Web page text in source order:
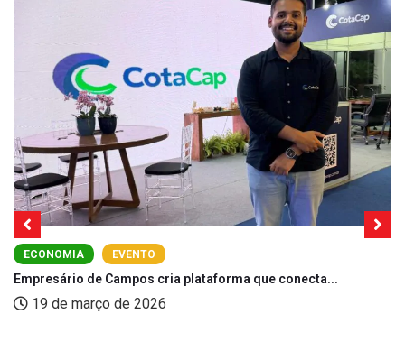
ECONOMIA EVENTO
Empresário de Campos cria plataforma que conecta...
19 de março de 2026